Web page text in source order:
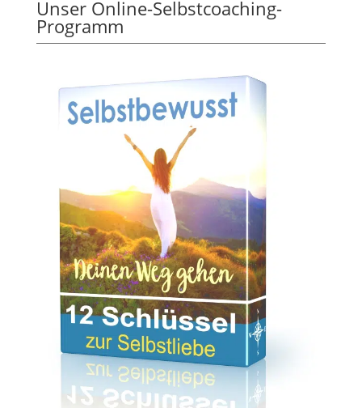
Unser Online-Selbstcoaching-
Programm